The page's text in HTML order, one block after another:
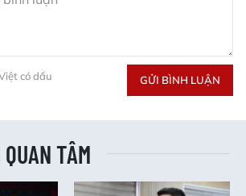
có dấu GỬI BÌNH LUẬN
TÂM